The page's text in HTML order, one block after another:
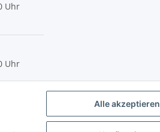
Uhr
Uhr
Alle akzeptieren